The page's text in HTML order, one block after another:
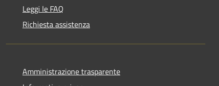
Leggi le FAQ
Richiesta assistenza
Amministrazione trasparente